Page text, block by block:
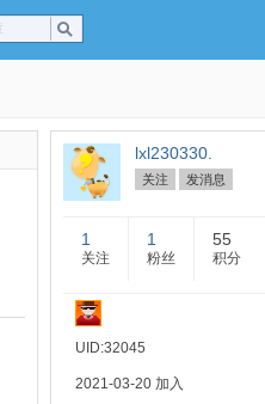
lxl230330.
关注 发消息
1
关注
1
粉丝
55
积分
UID:32045
2021-03-20 加入